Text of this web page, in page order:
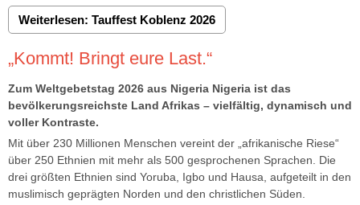
Weiterlesen: Tauffest Koblenz 2026
„Kommt! Bringt eure Last.“
Zum Weltgebetstag 2026 aus Nigeria Nigeria ist das
bevölkerungsreichste Land Afrikas – vielfältig, dynamisch und
voller Kontraste.
Mit über 230 Millionen Menschen vereint der „afrikanische Riese“
über 250 Ethnien mit mehr als 500 gesprochenen Sprachen. Die
drei größten Ethnien sind Yoruba, Igbo und Hausa, aufgeteilt in den
muslimisch geprägten Norden und den christlichen Süden.